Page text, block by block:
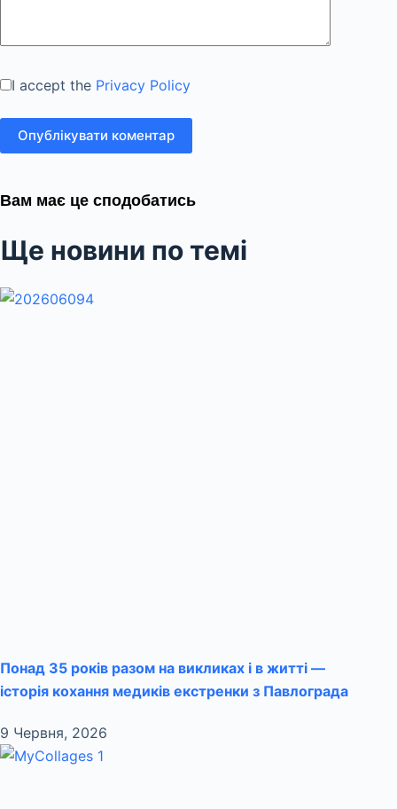
I accept the Privacy Policy
Опублікувати коментар
Вам має це сподобатись
Ще новини по темі
Понад 35 років разом на викликах і в житті —
історія кохання медиків екстренки з Павлограда
9 Червня, 2026